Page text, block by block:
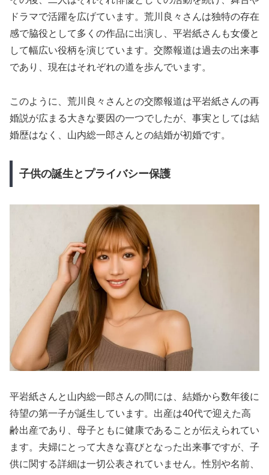
ドラマで活躍を広げています。荒川良々さんは独特の存在
感で脇役として多くの作品に出演し、平岩紙さんも女優と
して幅広い役柄を演じています。交際報道は過去の出来事
であり、現在はそれぞれの道を歩んでいます。
このように、荒川良々さんとの交際報道は平岩紙さんの再
婚説が広まる大きな要因の一つでしたが、事実としては結
婚歴はなく、山内総一郎さんとの結婚が初婚です。
子供の誕生とプライバシー保護
平岩紙さんと山内総一郎さんの間には、結婚から数年後に
待望の第一子が誕生しています。出産は40代で迎えた高
齢出産であり、母子ともに健康であることが伝えられてい
ます。夫婦にとって大きな喜びとなった出来事ですが、子
供に関する詳細は一切公表されていません。性別や名前、